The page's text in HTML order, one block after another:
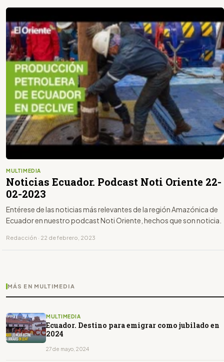
MULTIMEDIA
Noticias Ecuador. Podcast Noti Oriente 22-
02-2023
Entérese de las noticias más relevantes de la región Amazónica de
Ecuador en nuestro podcast Noti Oriente, hechos que son noticia.
Redacción · 22 de febrero, 2023
MÁS EN MULTIMEDIA
MULTIMEDIA
Ecuador. Destino para emigrar como jubilado en
2024
27 de mayo, 2024